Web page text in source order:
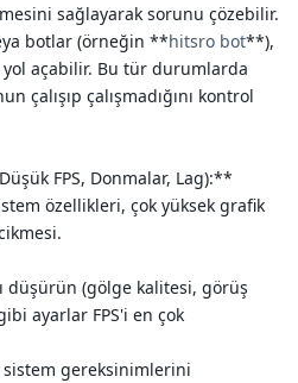
sağlayarak sorunu çözebilir.
botlar (örneğin **hitsro bot**),
yol açabilir. Bu tür durumlarda
çalışıp çalışmadığını kontrol
FPS, Donmalar, Lag):**
özellikleri, çok yüksek grafik
düşürün (gölge kalitesi, görüş
ayarlar FPS'i en çok
sistem gereksinimlerini